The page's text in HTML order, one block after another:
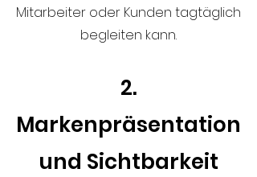
Mitarbeiter oder Kunden tagtäglich
begleiten kann.
2.
Markenpräsentation
und Sichtbarkeit